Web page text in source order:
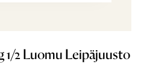
1/2 Luomu Leipäjuusto